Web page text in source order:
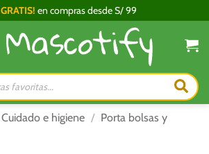
GRATIS! en compras desde S/ 99
Cuidado e higiene / Porta bolsas y